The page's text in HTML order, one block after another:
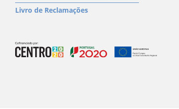
Livro de Reclamações